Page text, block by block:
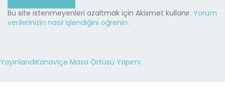
Bu site istenmeyenleri azaltmak için Akismet kullanır. Yorum
verilerinizin nasıl işlendiğini öğrenin.
YayınlandıKanaviçe Masa Örtüsü Yapımı